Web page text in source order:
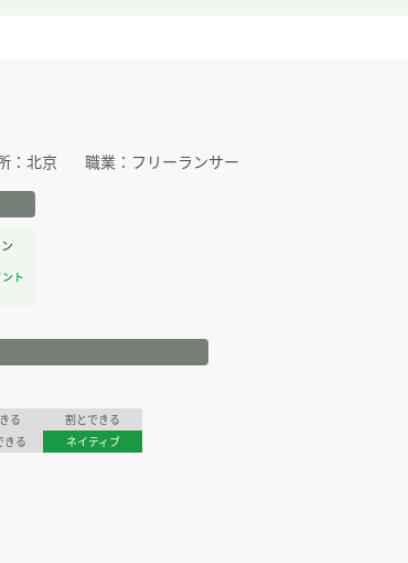
： 北京 職業： フリーランサー
ト
る
割とできる
きる ネイティブ